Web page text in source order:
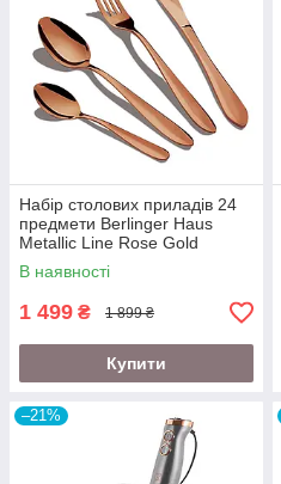
Набір столових приладів 24
предмети Berlinger Haus
Metallic Line Rose Gold
Edition (BH-2623)
В наявності
1 499 ₴ 1 899 ₴
Купити
–21%